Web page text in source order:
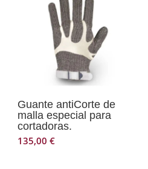
Guante antiCorte de
malla especial para
cortadoras.
135,00€